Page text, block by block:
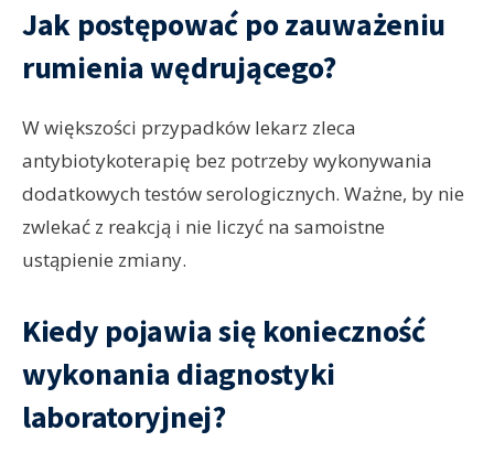
Jak postępować po zauważeniu
rumienia wędrującego?
W większości przypadków lekarz zleca
antybiotykoterapię bez potrzeby wykonywania
dodatkowych testów serologicznych. Ważne, by nie
zwlekać z reakcją i nie liczyć na samoistne
ustąpienie zmiany.
Kiedy pojawia się konieczność
wykonania diagnostyki
laboratoryjnej?